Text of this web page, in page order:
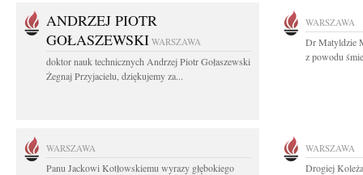
ANDRZEJ PIOTR
GOŁASZEWSKI WARSZAWA
doktor nauk technicznych Andrzej Piotr Gołaszewski
Żegnaj Przyjacielu, dziękujemy za...
WARSZAWA
Dr Matyldzie
z powodu
WARSZAWA
Panu Jackowi Kotłowskiemu wyrazy głębokiego
WARSZAWA
Drogiej